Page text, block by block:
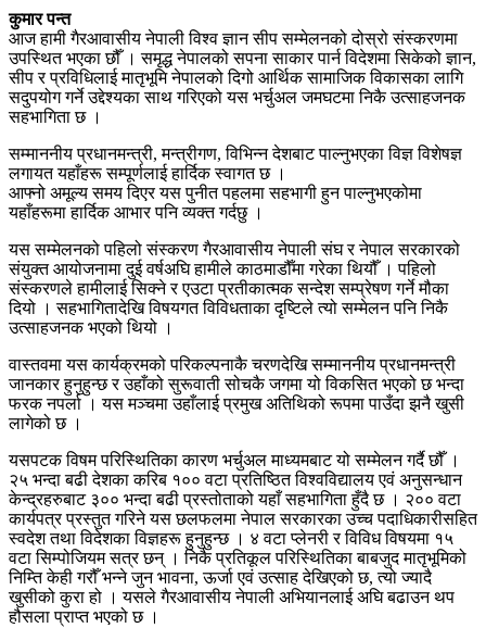
कुमार पन्त
आज हामी गैरआवासीय नेपाली विश्व ज्ञान सीप सम्मेलनको दोस्रो संस्करणमा
उपस्थित भएका छौँ । समृद्ध नेपालको सपना साकार पार्न विदेशमा सिकेको ज्ञान,
सीप र प्रविधिलाई मातृभूमि नेपालको दिगो आर्थिक सामाजिक विकासका लागि
सदुपयोग गर्ने उद्देश्यका साथ गरिएको यस भर्चुअल जमघटमा निकै उत्साहजनक
सहभागिता छ ।
सम्माननीय प्रधानमन्त्री, मन्त्रीगण, विभिन्न देशबाट पाल्नुभएका विज्ञ विशेषज्ञ
लगायत यहाँहरू सम्पूर्णलाई हार्दिक स्वागत छ ।
आफ्नो अमूल्य समय दिएर यस पुनीत पहलमा सहभागी हुन पाल्नुभएकोमा
यहाँहरूमा हार्दिक आभार पनि व्यक्त गर्दछु ।
यस सम्मेलनको पहिलो संस्करण गैरआवासीय नेपाली संघ र नेपाल सरकारको
संयुक्त आयोजनामा दुई वर्षअघि हामीले काठमाडौँमा गरेका थियौँ । पहिलो
संस्करणले हामीलाई सिक्ने र एउटा प्रतीकात्मक सन्देश सम्प्रेषण गर्ने मौका
दियो । सहभागितादेखि विषयगत विविधताका दृष्टिले त्यो सम्मेलन पनि निकै
उत्साहजनक भएको थियो ।
वास्तवमा यस कार्यक्रमको परिकल्पनाकै चरणदेखि सम्माननीय प्रधानमन्त्री
जानकार हुनुहुन्छ र उहाँको सुरूवाती सोचकै जगमा यो विकसित भएको छ भन्दा
फरक नपर्ला । यस मञ्चमा उहाँलाई प्रमुख अतिथिको रूपमा पाउँदा झनै खुसी
लागेको छ ।
यसपटक विषम परिस्थितिका कारण भर्चुअल माध्यमबाट यो सम्मेलन गर्दै छौँ ।
२५ भन्दा बढी देशका करिब १०० वटा प्रतिष्ठित विश्वविद्यालय एवं अनुसन्धान
केन्द्रहरुबाट ३०० भन्दा बढी प्रस्तोताको यहाँ सहभागिता हुँदै छ । २०० वटा
कार्यपत्र प्रस्तुत गरिने यस छलफलमा नेपाल सरकारका उच्च पदाधिकारीसहित
स्वदेश तथा विदेशका विज्ञहरू हुनुहुन्छ । ४ वटा प्लेनरी र विविध विषयमा १५
वटा सिम्पोजियम सत्र छन् । निकै प्रतिकूल परिस्थितिका बाबजुद मातृभूमिको
निम्ति केही गरौँ भन्ने जुन भावना, ऊर्जा एवं उत्साह देखिएको छ, त्यो ज्यादै
खुसीको कुरा हो । यसले गैरआवासीय नेपाली अभियानलाई अघि बढाउन थप
हौसला प्राप्त भएको छ ।